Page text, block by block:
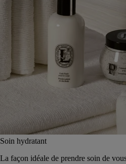
Soin hydratant
La façon idéale de prendre soin de